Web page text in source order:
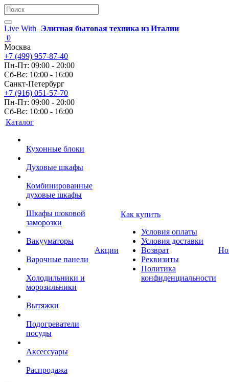
Live With
Элитная бытовая техника из Италии
0
Москва
+7 (499) 957-87-40
Пн-Пт: 09:00 - 20:00
Сб-Вс: 10:00 - 16:00
Санкт-Петербург
+7 (916) 051-57-70
Пн-Пт: 09:00 - 20:00
Сб-Вс: 10:00 - 16:00
Каталог
Кухонные блоки
Духовые шкафы
Комбинированные
духовые шкафы
Шкафы шоковой
заморозки
Вакууматоры
Варочные панели
Холодильники и
морозильники
Вытяжки
Подогреватели
посуды
Аксессуары
Распродажа
Акции
Как купить
Условия оплаты
Условия доставки
Возврат
Реквизиты
Политика
конфиденциальности